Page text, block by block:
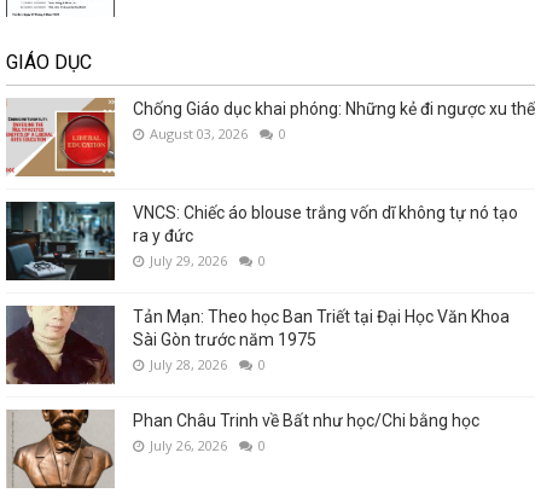
GIÁO DỤC
Chống Giáo dục khai phóng: Những kẻ đi ngược xu thế
August 03, 2026 0
VNCS: Chiếc áo blouse trắng vốn dĩ không tự nó tạo
ra y đức
July 29, 2026 0
Tản Mạn: Theo học Ban Triết tại Đại Học Văn Khoa
Sài Gòn trước năm 1975
July 28, 2026 0
Phan Châu Trinh về Bất như học/Chi bằng học
July 26, 2026 0